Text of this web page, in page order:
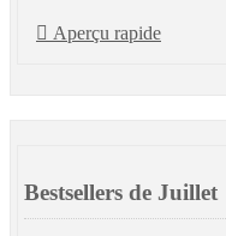
 Aperçu rapide
Bestsellers de Juillet